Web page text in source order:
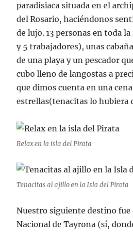
paradisiaca situada en el
del Rosario, haciéndonos
de lujo. 13 personas en toda
y 5 trabajadores), unas
de una playa y un pescador
cubo lleno de langostas a
que dimos cuenta en una
estrellas(tenacitas lo hubiera
Relax en la isla del Pirata
Tenacitas al ajillo en la Isla del Pirata
Nuestro siguiente destino fue
Nacional de Tayrona (sí,